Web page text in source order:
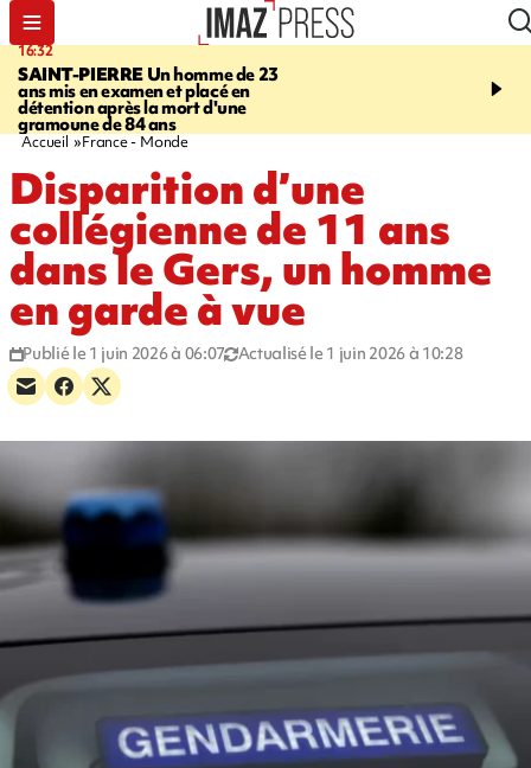
16:32
SAINT-PIERREUn homme de 23
ans mis en examen et placé en
détention après la mort d'une
gramoune de 84 ans
21:08
et Turquie scellent un
Accueil France - Monde
Disparition d’une
collégienne de 11 ans
dans le Gers, un homme
en garde à vue
Publié le 1 juin 2026 à 06:07 Actualisé le 1 juin 2026 à 10:28